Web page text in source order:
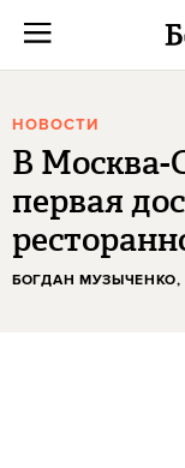
НОВОСТИ
В Москва-
первая
БОГДАН МУЗЫЧЕНКО,